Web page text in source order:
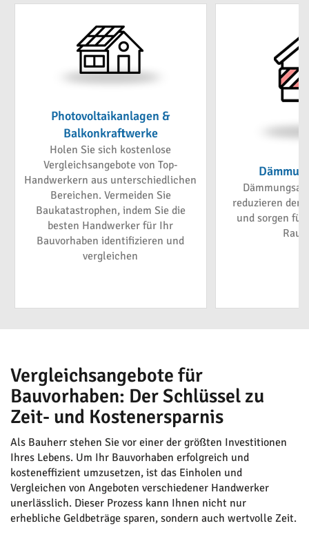
Photovoltaikanlagen &
Balkonkraftwerke
Holen Sie sich kostenlose
Vergleichsangebote von Top-
Handwerkern aus unterschiedlichen
Bereichen. Vermeiden Sie
Baukatastrophen, indem Sie die
besten Handwerker für Ihr
Bauvorhaben identifizieren und
vergleichen
reduzieren den
und sorgen für
Vergleichsangebote für
Bauvorhaben: Der Schlüssel zu
Zeit- und Kostenersparnis
Als Bauherr stehen Sie vor einer der größten Investitionen
Ihres Lebens. Um Ihr Bauvorhaben erfolgreich und
kosteneffizient umzusetzen, ist das Einholen und
Vergleichen von Angeboten verschiedener Handwerker
unerlässlich. Dieser Prozess kann Ihnen nicht nur
erhebliche Geldbeträge sparen, sondern auch wertvolle Zeit.